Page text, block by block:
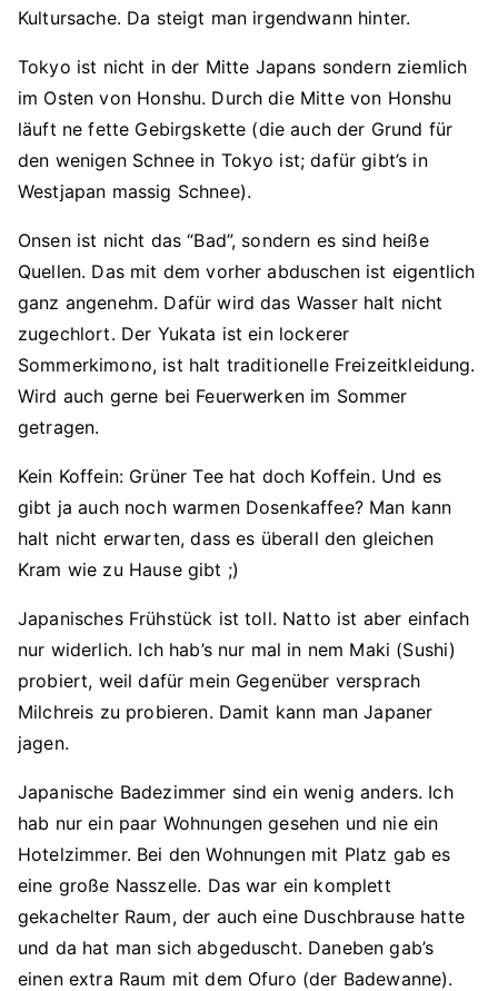
Kultursache. Da steigt man irgendwann hinter.
Tokyo ist nicht in der Mitte Japans sondern ziemlich
im Osten von Honshu. Durch die Mitte von Honshu
läuft ne fette Gebirgskette (die auch der Grund für
den wenigen Schnee in Tokyo ist; dafür gibt’s in
Westjapan massig Schnee).
Onsen ist nicht das “Bad”, sondern es sind heiße
Quellen. Das mit dem vorher abduschen ist eigentlich
ganz angenehm. Dafür wird das Wasser halt nicht
zugechlort. Der Yukata ist ein lockerer
Sommerkimono, ist halt traditionelle Freizeitkleidung.
Wird auch gerne bei Feuerwerken im Sommer
getragen.
Kein Koffein: Grüner Tee hat doch Koffein. Und es
gibt ja auch noch warmen Dosenkaffee? Man kann
halt nicht erwarten, dass es überall den gleichen
Kram wie zu Hause gibt ;)
Japanisches Frühstück ist toll. Natto ist aber einfach
nur widerlich. Ich hab’s nur mal in nem Maki (Sushi)
probiert, weil dafür mein Gegenüber versprach
Milchreis zu probieren. Damit kann man Japaner
jagen.
Japanische Badezimmer sind ein wenig anders. Ich
hab nur ein paar Wohnungen gesehen und nie ein
Hotelzimmer. Bei den Wohnungen mit Platz gab es
eine große Nasszelle. Das war ein komplett
gekachelter Raum, der auch eine Duschbrause hatte
und da hat man sich abgeduscht. Daneben gab’s
einen extra Raum mit dem Ofuro (der Badewanne).